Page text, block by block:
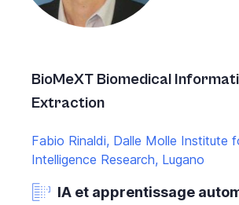
BioMeXT Biomedical
Extraction
Fabio Rinaldi, Dalle Molle Institute
Intelligence Research, Lugano
IA et apprentissage